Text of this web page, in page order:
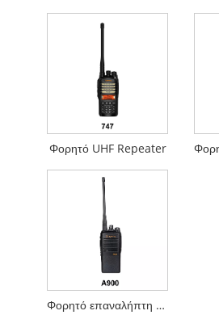
Φορητό UHF Repeater
Φορητό επαναλήπτη Cross Band